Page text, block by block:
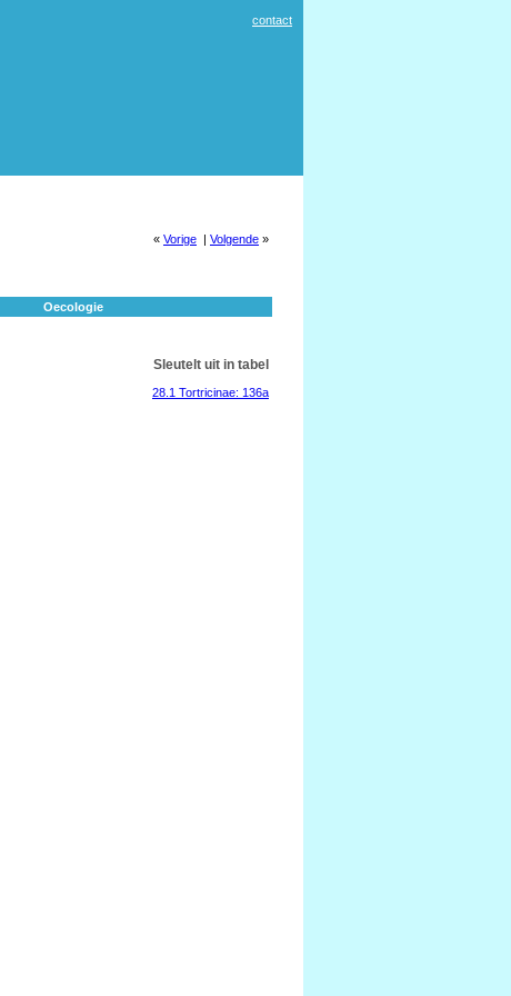
contact
« Vorige | Volgende »
Oecologie
Sleutelt uit in tabel
28.1 Tortricinae: 136a